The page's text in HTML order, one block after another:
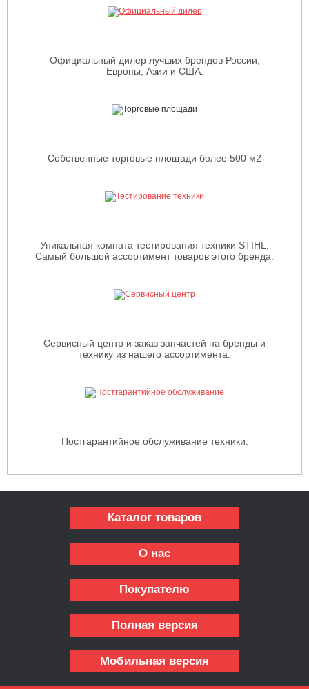
Официальный дилер лучших брендов России,
Европы, Азии и США.
Собственные торговые площади более 500 м2
Уникальная комната тестирования техники STIHL.
Самый большой ассортимент товаров этого бренда.
Сервисный центр и заказ запчастей на бренды и
технику из нашего ассортимента.
Постгарантийное обслуживание техники.
Каталог товаров
О нас
Покупателю
Полная версия
Мобильная версия